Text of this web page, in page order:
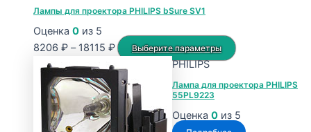
Лампы для проектора PHILIPS bSure SV1
Оценка 0 из 5
8206 ₽ – 18115 ₽Диапазон
8206 ₽
18115 ₽
Выберите параметры
Этот
имеет
вариаций.
PHILIPS
Лампа для проектора PHILIPS
55PL9223
Оценка 0 из 5